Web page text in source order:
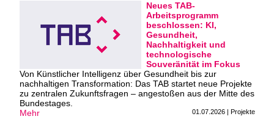
Neues TAB-
Arbeitsprogramm
beschlossen: KI,
Gesundheit,
Nachhaltigkeit und
technologische
Souveränität im Fokus
Von Künstlicher Intelligenz über Gesundheit bis zur
nachhaltigen Transformation: Das TAB startet neue Projekte
zu zentralen Zukunftsfragen – angestoßen aus der Mitte des
Bundestages.
Mehr
01.07.2026 | Projekte